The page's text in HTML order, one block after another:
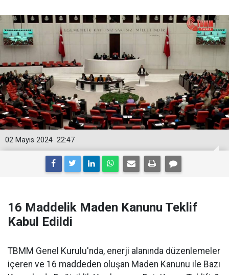
22:47
02 Mayıs 2024
16 Maddelik Maden Kanunu Teklif
Kabul Edildi
TBMM Genel Kurulu'nda, enerji alanında düzenlemeler
içeren ve 16 maddeden oluşan Maden Kanunu ile Bazı